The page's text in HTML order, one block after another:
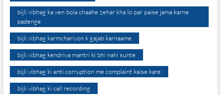
bijli vibhag ka xen bola chaahe zehar kha lo par paise jama karne
padenge
bijli vibhag karmchariyon k gajab karnaame
bijli vibhag kendriya mantri ki bhi nahi sunte
bijli vibhag ki anti corruption me complaint kaise kare
bijli vibhag ki call recording